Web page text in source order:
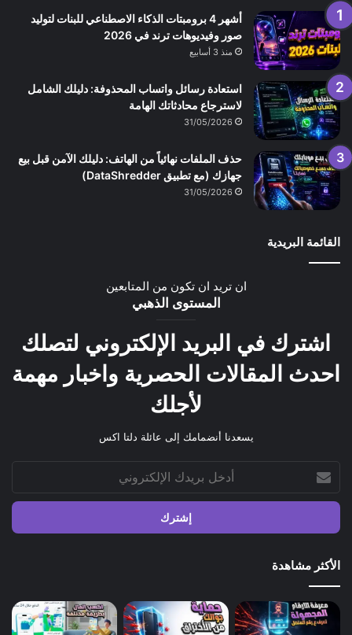
أشهر 4 برومبتات الذكاء الاصطناعي للبنات لتوليد
صور وفيديوهات ترند في 2026
منذ 3 أسابيع
استعادة رسائل واتساب المحذوفة: دليلك الشامل
لاسترجاع محادثاتك الهامة
31/05/2026
حذف الملفات نهائياً من الهاتف: دليلك الآمن قبل بيع
جهازك (مع تطبيق DataShredder)
31/05/2026
القائمة البريدية
ان تريد ان تكون من المتابعين
المستوى الذهبي
اشترك في البريد الإلكتروني لتصلك
احدث المقالات الحصرية واخبار مهمة
لأجلك
يسعدنا أنضمامك إلى عائلة دلتا اكس
بريدك
الإلكتروني
الأكثر مشاهدة